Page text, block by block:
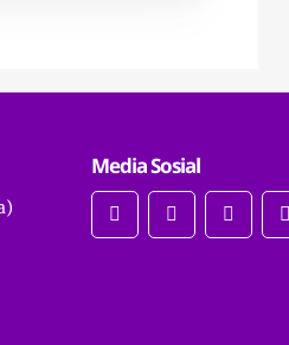
Media Sosial